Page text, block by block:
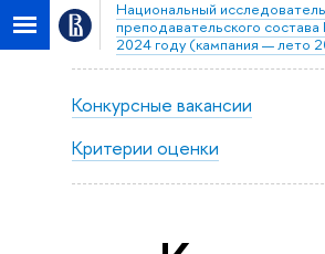
Национальный
преподавательского
2024 году (кампания — лето
Конкурсные вакансии
Критерии оценки